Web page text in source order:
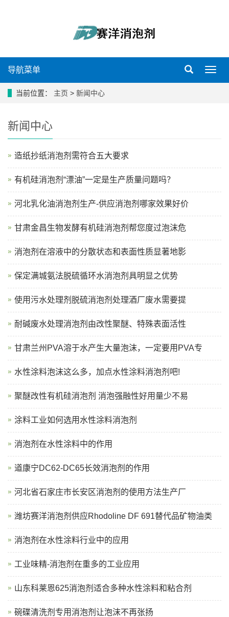
导
导航菜单
当前位置： 主页 > 新闻中心
新闻中心
造纸抄纸消泡剂需符合五大要求
有机硅消泡剂“漂油”一定是生产质量问题吗？
河北乳化油消泡剂生产-供应消泡剂哪家效果好价
甘肃金昌生物发酵有机硅消泡剂帮您度过泡沫危
消泡剂在溶液中的分散状态和表面性质显著地影
保定满城氨法脱硫循环水消泡剂具明显之优势
使用污水处理剂脱硫消泡剂处理酒厂废水需要提
耐碱废水处理消泡剂由改性聚醚、特殊表面活性
甘肃兰州PVA溶于水产生大量泡沫，一定要用PVA专
水性涂料泡沫这么多，加点水性涂料消泡剂吧!
聚醚改性有机硅消泡剂 消泡强融性好用量少不易
涂料工业如何选用水性涂料消泡剂
消泡剂在水性涂料中的作用
道康宁DC62-DC65长效消泡剂的作用
河北省石家庄市长安区消泡剂的使用方法生产厂
潍坊赛洋消泡剂供应Rhodoline DF 691替代品矿物油类
消泡剂在水性涂料行业中的应用
工业味精-消泡剂在重多的工业应用
山东科莱恩625消泡剂适合多种水性涂料和粘合剂
碗碟清洗剂专用消泡剂让泡沫不再张扬